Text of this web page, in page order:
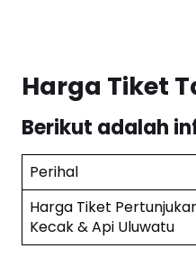
Harga Tiket
Berikut adalah
Perihal
Harga Tiket
Kecak & Api Uluwatu